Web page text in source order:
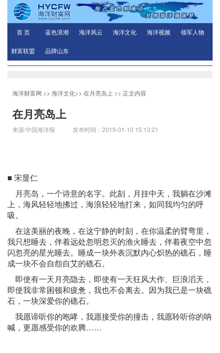
首 页 蓝色浪潮 海洋风云 海洋文化 海洋视频 领军人物
财富联盟 品牌山东
海洋财富网 >> 海洋文化>> 在月亮岛上 >> 正文内容
在月亮岛上
来源:中国海洋报 发布时间：2019-01-10 15:13:21
■ 宋显仁
月亮岛，一个诗意的名字。此刻，月挂中天，我躺在沙滩
上，海风轻轻地拂过，海浪轻轻地打来，如同我均匀的呼
吸。
在这美丽的夜晚，在这宁静的时刻，在你温柔的臂弯里，
我只想睡去，伴着远处忽明忽灭的渔火睡去，伴着夜空中忽
闪忽亮的星光睡去。睡成一块外表沉默内心炽热的礁石，睡
成一块不会自怨自艾的礁石。
即使有一天月亮隐去，即使有一天狂风大作、巨浪滔天，
即使我非常困顿和疲惫，我也不会离去。因为我已是一块礁
石，一块深爱你的礁石。
我愿谛听你的咆哮，我愿接受你的撞击，我愿聆听你的呐
喊，更愿感受你的欢腾……